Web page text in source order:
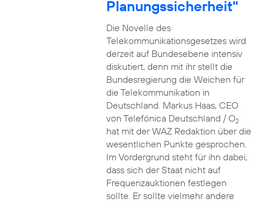
Planungssicherheit"
Die Novelle des
Telekommunikationsgesetzes wird
derzeit auf Bundesebene intensiv
diskutiert, denn mit ihr stellt die
Bundesregierung die Weichen für
die Telekommunikation in
Deutschland. Markus Haas, CEO
von Telefónica Deutschland / O2
hat mit der WAZ Redaktion über die
wesentlichen Punkte gesprochen.
Im Vordergrund steht für ihn dabei,
dass sich der Staat nicht auf
Frequenzauktionen festlegen
sollte. Er sollte vielmehr andere